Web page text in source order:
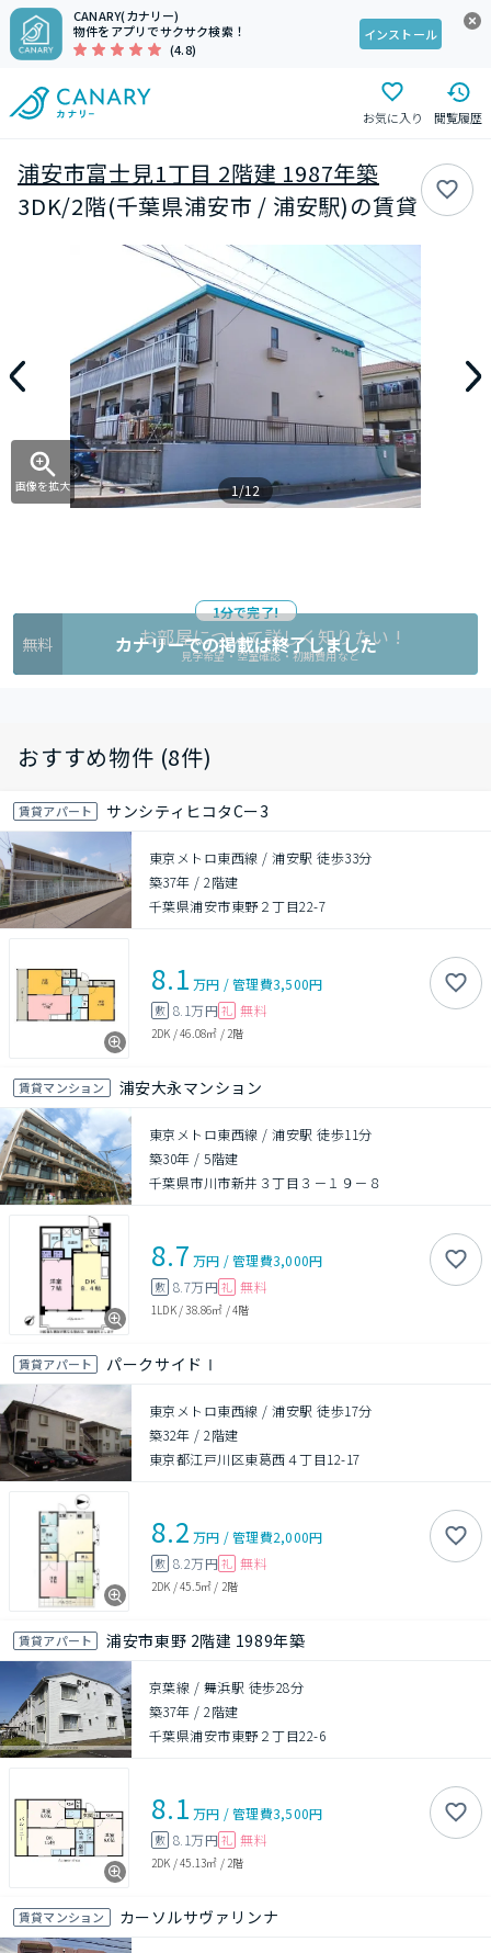
CANARY(カナリー)
物件をアプリでサクサク検索！
(4.8)
インストール
お気に入り 閲覧履歴
浦安市富士見1丁目 2階建 1987年築
3DK/2階(千葉県浦安市 / 浦安駅)の賃貸
画像を拡大 1/12
1分で完了!
無料 お部屋について詳しく知りたい !
見学希望・空室確認・初期費用など
カナリーでの掲載は終了しました
おすすめ物件 (8件)
賃貸アパート サンシティヒコタCー3
東京メトロ東西線 / 浦安駅 徒歩33分
築37年 /2階建
千葉県浦安市東野２丁目22-7
8.1 万円 /管理費3,500円
敷 8.1万円 礼 無料
2DK /46.08㎡ / 2階
賃貸マンション 浦安大永マンション
東京メトロ東西線 / 浦安駅 徒歩11分
築30年 /5階建
千葉県市川市新井３丁目３－１９－８
8.7 万円 /管理費3,000円
敷 8.7万円 礼 無料
1LDK/38.86㎡ /4階
賃貸アパート パークサイドⅠ
東京メトロ東西線 / 浦安駅 徒歩17分
築32年 /2階建
東京都江戸川区東葛西４丁目12-17
8.2 万円 /管理費2,000円
敷 8.2万円 礼 無料
2DK /45.5㎡ / 2階
賃貸アパート 浦安市東野 2階建 1989年築
京葉線 / 舞浜駅 徒歩28分
築37年 /2階建
千葉県浦安市東野２丁目22-6
8.1 万円 /管理費3,500円
敷 8.1万円 礼 無料
2DK /45.13㎡ / 2階
賃貸マンション カーソルサヴァリンナ